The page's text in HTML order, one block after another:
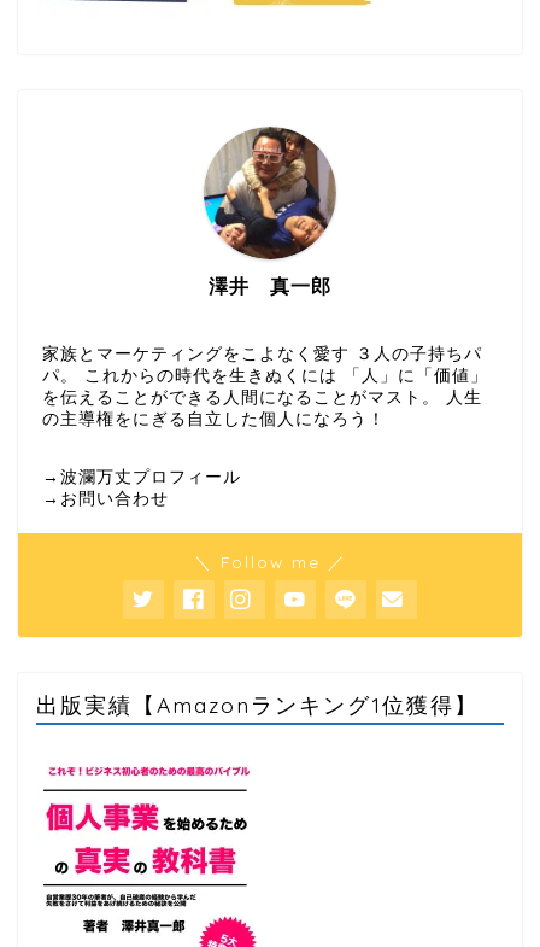
澤井 真一郎
家族とマーケティングをこよなく愛す ３人の子持ちパ
パ。 これからの時代を生きぬくには 「人」に「価値」
を伝えることができる人間になることがマスト。 人生
の主導権をにぎる自立した個人になろう！
→波瀾万丈プロフィール
→お問い合わせ
＼ Follow me ／
出版実績【Amazonランキング1位獲得】